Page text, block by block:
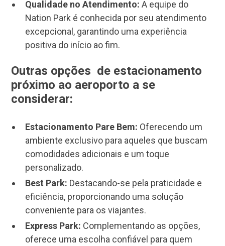
Qualidade no Atendimento: A equipe do
Nation Park é conhecida por seu atendimento
excepcional, garantindo uma experiência
positiva do início ao fim.
Outras opções de estacionamento
próximo ao aeroporto a se
considerar:
Estacionamento Pare Bem: Oferecendo um
ambiente exclusivo para aqueles que buscam
comodidades adicionais e um toque
personalizado.
Best Park: Destacando-se pela praticidade e
eficiência, proporcionando uma solução
conveniente para os viajantes.
Express Park: Complementando as opções,
oferece uma escolha confiável para quem